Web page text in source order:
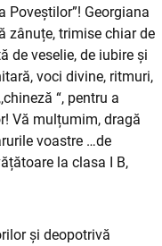
Poveștilor”! Georgiana
zânuțe, trimise chiar de
de veselie, de iubire și
voci divine, ritmuri,
“, pentru a
Vă mulțumim, dragă
voastre …de
la clasa I B,
și deopotrivă